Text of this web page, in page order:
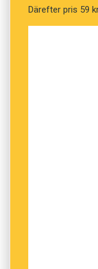
ploeg.Därefter pris 59